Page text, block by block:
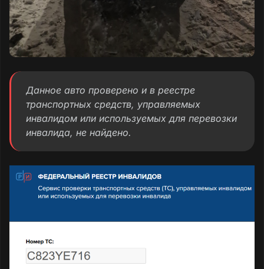
Данное авто проверено и в реестре
транспортных средств, управляемых
инвалидом или используемых для перевозки
инвалида, не найдено.